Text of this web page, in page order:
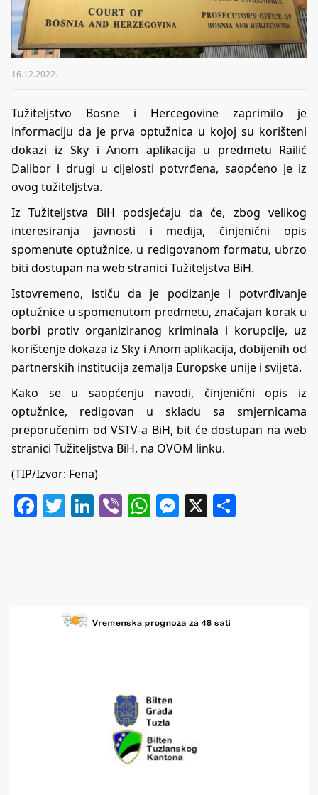
16.12.2022.
Tužiteljstvo Bosne i Hercegovine zaprimilo je
informaciju da je prva optužnica u kojoj su korišteni
dokazi iz Sky i Anom aplikacija u predmetu Railić
Dalibor i drugi u cijelosti potvrđena, saopćeno je iz
ovog tužiteljstva.
Iz Tužiteljstva BiH podsjećaju da će, zbog velikog
interesiranja javnosti i medija, činjenični opis
spomenute optužnice, u redigovanom formatu, ubrzo
biti dostupan na web stranici Tužiteljstva BiH.
Istovremeno, ističu da je podizanje i potvrđivanje
optužnice u spomenutom predmetu, značajan korak u
borbi protiv organiziranog kriminala i korupcije, uz
korištenje dokaza iz Sky i Anom aplikacija, dobijenih od
partnerskih institucija zemalja Europske unije i svijeta.
Kako se u saopćenju navodi, činjenični opis iz
optužnice, redigovan u skladu sa smjernicama
preporučenim od VSTV-a BiH, bit će dostupan na web
stranici Tužiteljstva BiH, na OVOM linku.
(TIP/Izvor: Fena)
Facebook
Twitter
LinkedIn
ViberWhatsApp
Messenger
X